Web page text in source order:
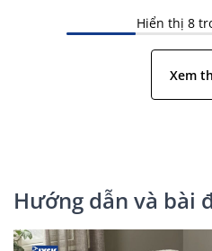
Hiển thị 8
Xem
Hướng dẫn và bài